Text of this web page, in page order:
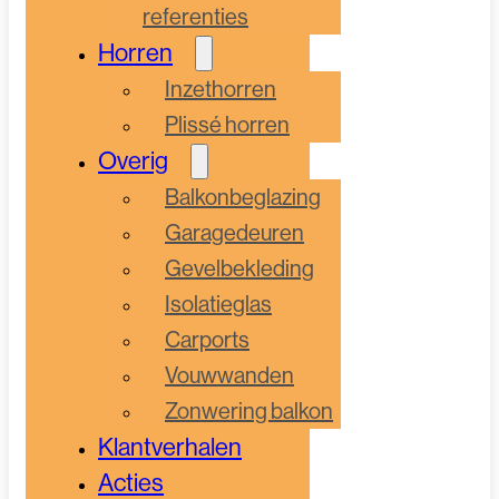
referenties
Horren
Inzethorren
Plissé horren
Overig
Balkonbeglazing
Garagedeuren
Gevelbekleding
Isolatieglas
Carports
Vouwwanden
Zonwering balkon
Klantverhalen
Acties